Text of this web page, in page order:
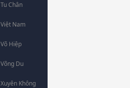
Tu Chân
Việt Nam
Võ Hiệp
Võng Du
Xuyên Không